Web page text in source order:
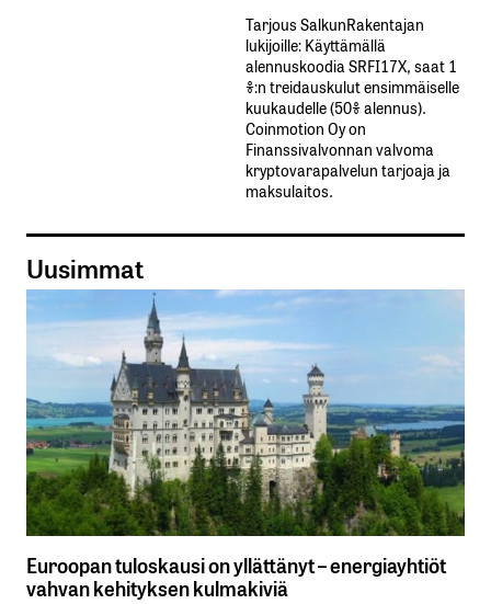
Tarjous SalkunRakentajan
lukijoille: Käyttämällä​ ​
alennuskoodia​ ​SRFI17X,​ ​saat​ ​1
%:n treidauskulut​ ​ensimmäiselle​ ​
kuukaudelle​ ​(50%​ ​alennus).
Coinmotion Oy on
Finanssivalvonnan valvoma
kryptovarapalvelun tarjoaja ja
maksulaitos.
Uusimmat
Euroopan tuloskausi on yllättänyt – energiayhtiöt
vahvan kehityksen kulmakiviä